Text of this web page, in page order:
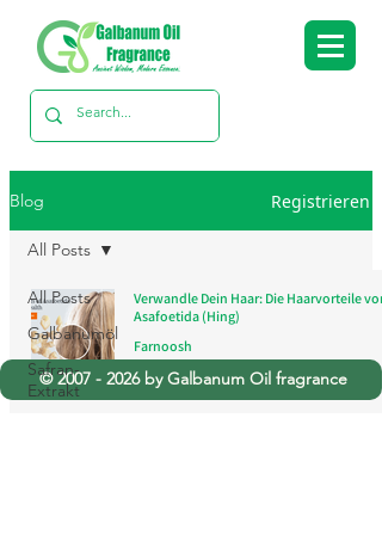
Blog Registrieren
All Posts
Galbanumöl
Safran-
Extrakt
All Posts
Verwandle Dein Haar: Die Haarvorteile von
Asafoetida (Hing)
Farnoosh
8. Okt. 2024
3 Min. Lesezeit
©2007 - 2026by Galbanum Oil fragrance